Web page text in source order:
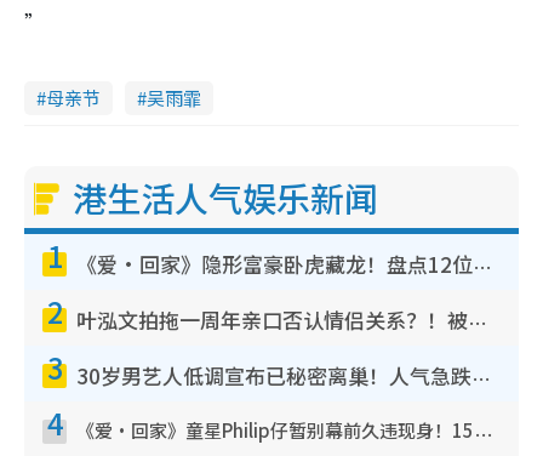
”
母亲节 吴雨霏
港生活人气娱乐新闻
1 《爱·回家》隐形富豪卧虎藏龙！盘点12位财气逼人的有钱艺人：这位美女3亿身家不愁做
2 叶泓文拍拖一周年亲口否认情侣关系？！被质疑感情造假竟称GM“普通同事”
3 30岁男艺人低调宣布已秘密离巢！人气急跌变失踪人口：“这几年过得并不容易”
4 《爱·回家》童星Philip仔暂别幕前久违现身！15岁近况暴风成长长高变帅气少年